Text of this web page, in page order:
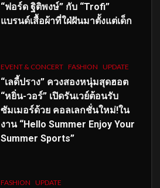
“ฟอร์ด ฐิติพงษ์” กับ “Trofi”
แบรนด์เสื้อผ้าที่ใฝ่ฝันมาตั้งแต่เด็ก
EVENT & CONCERT FASHION UPDATE
“เลดี้ปราง” ควงสองหนุ่มสุดฮอต
“หยิ่น-วอร์” เปิดรันเวย์ต้อนรับ
ซัมเมอร์ด้วย คอลเลกชั่นใหม่!ใน
งาน “Hello Summer Enjoy Your
Summer Sports”
FASHION UPDATE